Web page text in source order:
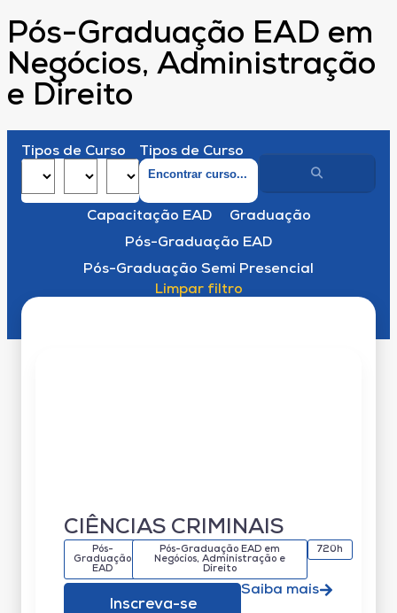
Pós-Graduação EAD em
Negócios, Administração
e Direito
Tipos de Curso Tipos de Curso
Capacitação EAD
Graduação
Pós-Graduação EAD
Pós-Graduação Semi Presencial
Limpar filtro
CIÊNCIAS CRIMINAIS
Pós-
Graduação
EAD
Pós-Graduação EAD em
Negócios, Administração e
Direito
720h
Inscreva-se
Saiba mais